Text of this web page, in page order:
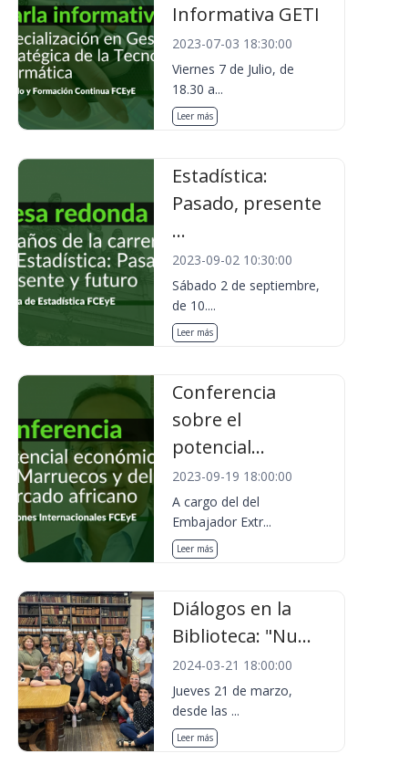
Informativa GETI
2023-07-03 18:30:00
Viernes 7 de Julio, de
18.30 a...
Leer más
Estadística:
Pasado, presente
...
2023-09-02 10:30:00
Sábado 2 de septiembre,
de 10....
Leer más
Conferencia
sobre el
potencial...
2023-09-19 18:00:00
A cargo del del
Embajador Extr...
Leer más
Diálogos en la
Biblioteca: "Nu...
2024-03-21 18:00:00
Jueves 21 de marzo,
desde las ...
Leer más